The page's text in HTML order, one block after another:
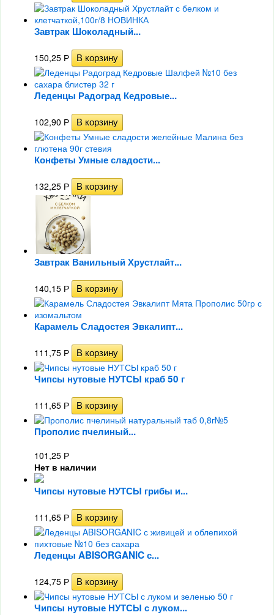
Завтрак Шоколадный...
150,25 Р
Леденцы Радоград Кедровые...
102,90 Р
Конфеты Умные сладости...
132,25 Р
Завтрак Ванильный Хрустлайт...
140,15 Р
Карамель Сладостея Эвкалипт...
111,75 Р
Чипсы нутовые НУТСЫ краб 50 г
111,65 Р
Прополис пчелиный...
101,25 Р
Нет в наличии
Чипсы нутовые НУТСЫ грибы и...
111,65 Р
Леденцы ABISORGANIC с...
124,75 Р
Чипсы нутовые НУТСЫ с луком...